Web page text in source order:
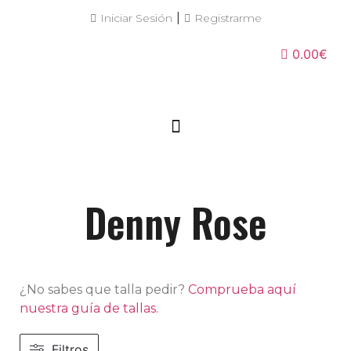
Iniciar Sesión Registrarme
0.00€
Denny Rose
¿No sabes que talla pedir? Comprueba aquí
nuestra guía de tallas.